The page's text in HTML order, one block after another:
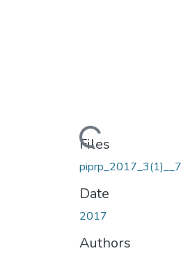
Loading...
Files
Date
2017
Authors